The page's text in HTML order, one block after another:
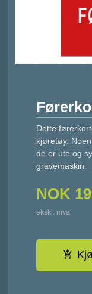
Dette
kjøretøy.
de er ute og
gravemaskin.
NOK
ekskl. mva.